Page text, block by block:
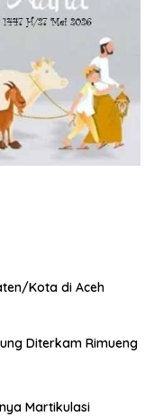
Kota di Aceh
Diterkam Rimueng
Martikulasi